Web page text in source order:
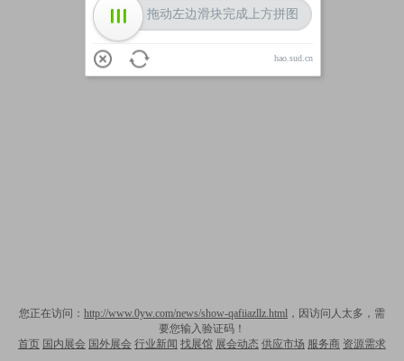
您正在访问： http://www.0yw.com/news/show-qafiiazllz.html ，因访问人太多，需
要您输入验证码！
首页 国内展会 国外展会 行业新闻 找展馆 展会动态 供应市场 服务商 资源需求
拖动左边滑块完成上方拼图
hao.sud.cn